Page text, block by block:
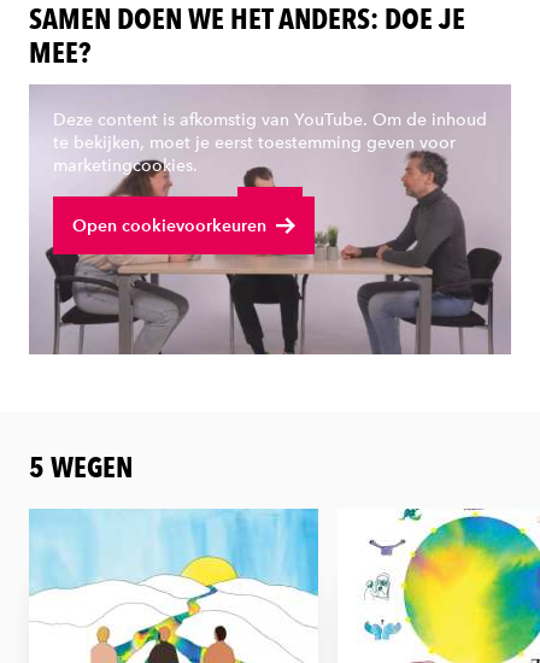
:
SAMEN DOEN WE HET ANDERS: DOE JE
MEE?
Bekijk volledige video
Deze content is afkomstig van YouTube. Om de inhoud
te bekijken, moet je eerst toestemming geven voor
marketingcookies.
Open cookievoorkeuren
5 WEGEN